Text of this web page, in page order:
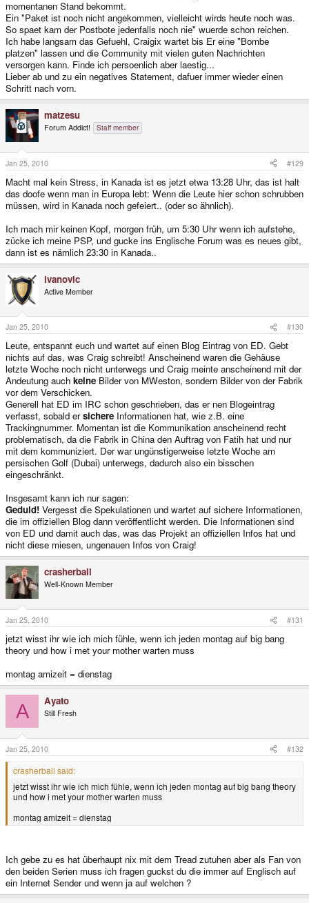
momentanen Stand bekommt.
Ein "Paket ist noch nicht angekommen, vielleicht wirds heute noch was.
So spaet kam der Postbote jedenfalls noch nie" wuerde schon reichen.
Ich habe langsam das Gefuehl, Craigix wartet bis Er eine "Bombe
platzen" lassen und die Community mit vielen guten Nachrichten
versorgen kann. Finde ich persoenlich aber laestig...
Lieber ab und zu ein negatives Statement, dafuer immer wieder einen
Schritt nach vorn.
matzesu
Forum Addict! Staff member
Jan 25, 2010 #129
Macht mal kein Stress, in Kanada ist es jetzt etwa 13:28 Uhr, das ist halt
das doofe wenn man in Europa lebt: Wenn die Leute hier schon schrubben
müssen, wird in Kanada noch gefeiert.. (oder so ähnlich).
Ich mach mir keinen Kopf, morgen früh, um 5:30 Uhr wenn ich aufstehe,
zücke ich meine PSP, und gucke ins Englische Forum was es neues gibt,
dann ist es nämlich 23:30 in Kanada..
ivanovic
Active Member
Jan 25, 2010 #130
Leute, entspannt euch und wartet auf einen Blog Eintrag von ED. Gebt
nichts auf das, was Craig schreibt! Anscheinend waren die Gehäuse
letzte Woche noch nicht unterwegs und Craig meinte anscheinend mit der
Andeutung auch keine Bilder von MWeston, sondern Bilder von der Fabrik
vor dem Verschicken.
Generell hat ED im IRC schon geschrieben, das er nen Blogeintrag
verfasst, sobald ersichere Informationen hat, wie z.B. eine
Trackingnummer. Momentan ist die Kommunikation anscheinend recht
problematisch, da die Fabrik in China den Auftrag von Fatih hat und nur
mit dem kommuniziert. Der war ungünstigerweise letzte Woche am
persischen Golf (Dubai) unterwegs, dadurch also ein bisschen
eingeschränkt.
Insgesamt kann ich nur sagen:
Geduld! Vergesst die Spekulationen und wartet auf sichere Informationen,
die im offiziellen Blog dann veröffentlicht werden. Die Informationen sind
von ED und damit auch das, was das Projekt an offiziellen Infos hat und
nicht diese miesen, ungenauen Infos von Craig!
crasherball
Well-Known Member
Jan 25, 2010 #131
jetzt wisst ihr wie ich mich fühle, wenn ich jeden montag auf big bang
theory und how i met your mother warten muss
montag amizeit = dienstag
A Ayato
Still Fresh
Jan 25, 2010 #132
crasherball said:
jetzt wisst ihr wie ich mich fühle, wenn ich jeden montag auf big bang theory
und how i met your mother warten muss
montag amizeit = dienstag
Ich gebe zu es hat überhaupt nix mit dem Tread zutuhen aber als Fan von
den beiden Serien muss ich fragen guckst du die immer auf Englisch auf
ein Internet Sender und wenn ja auf welchen ?